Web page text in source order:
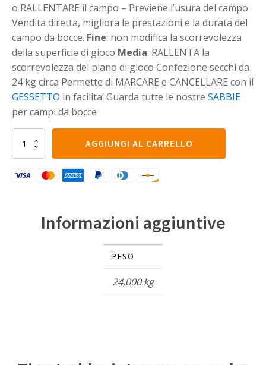
o RALLENTARE il campo – Previene l’usura del campo
Vendita diretta, migliora le prestazioni e la durata del
campo da bocce. Fine: non modifica la scorrevolezza
della superficie di gioco Media: RALLENTA la
scorrevolezza del piano di gioco Confezione secchi da
24 kg circa Permette di MARCARE e CANCELLARE con il
GESSETTO in facilita’ Guarda tutte le nostre SABBIE
per campi da bocce
Sabbia
francese
rossa
mattone
AGGIUNGI AL CARRELLO
Informazioni aggiuntive
PESO
24,000 kg